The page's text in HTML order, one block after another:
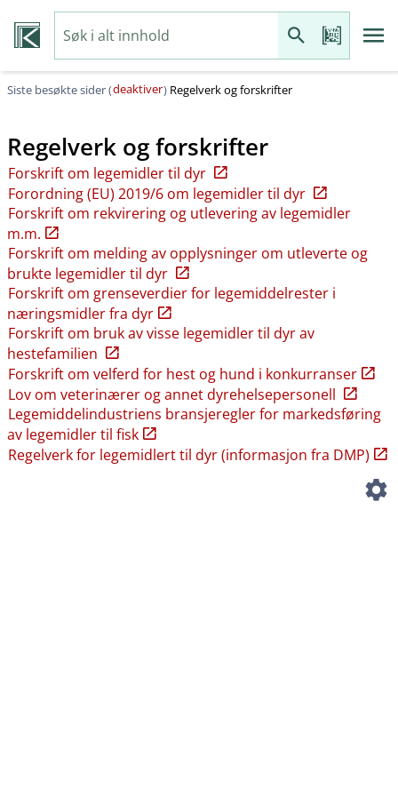
Siste besøkte sider (deaktiver) Regelverk og forskrifter
Regelverk og forskrifter
Forskrift om legemidler til dyr
Forordning (EU) 2019/6 om legemidler til dyr
Forskrift om rekvirering og utlevering av legemidler
m.m.
Forskrift om melding av opplysninger om utleverte og
brukte legemidler til dyr
Forskrift om grenseverdier for legemiddelrester i
næringsmidler fra dyr
Forskrift om bruk av visse legemidler til dyr av
hestefamilien
Forskrift om velferd for hest og hund i konkurranser
Lov om veterinærer og annet dyrehelsepersonell
Legemiddelindustriens bransjeregler for markedsføring
av legemidler til fisk
Regelverk for legemidlert til dyr (informasjon fra DMP)